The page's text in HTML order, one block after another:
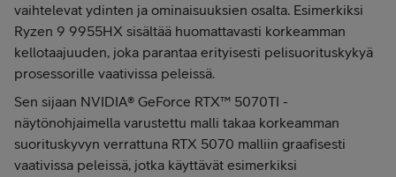
vaihtelevat ydinten ja ominaisuuksien osalta. Esimerkiksi
Ryzen 9 9955HX sisältää huomattavasti korkeamman
kellotaajuuden, joka parantaa erityisesti pelisuorituskykyä
prosessorille vaativissa peleissä.
Sen sijaan NVIDIA® GeForce RTX™ 5070TI -
näytönohjaimella varustettu malli takaa korkeamman
suorituskyvyn verrattuna RTX 5070 malliin graafisesti
vaativissa peleissä, jotka käyttävät esimerkiksi